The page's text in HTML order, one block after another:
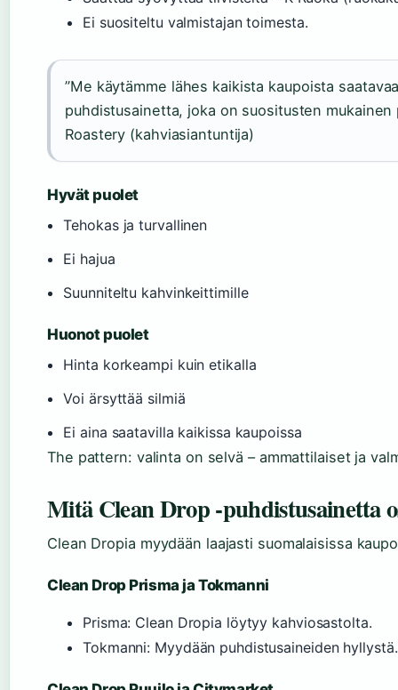
Ei suositeltu valmistajan toimesta.
”Me käytämme lähes kaikista kaupoista
puhdistusainetta, joka on suositusten mukainen
Roastery (kahviasiantuntija)
Hyvät puolet
Tehokas ja turvallinen
Ei hajua
Suunniteltu kahvinkeittimille
Huonot puolet
Hinta korkeampi kuin etikalla
Voi ärsyttää silmiä
Ei aina saatavilla kaikissa kaupoissa
The pattern: valinta on selvä – ammattilaiset ja
Mitä Clean Drop -puhdistusainetta
Clean Dropia myydään laajasti suomalaisissa
Clean Drop Prisma ja Tokmanni
Prisma: Clean Dropia löytyy kahviosastolta.
Tokmanni: Myydään puhdistusaineiden hyllystä.